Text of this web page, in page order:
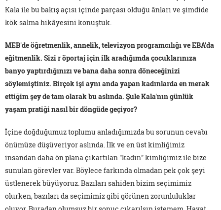
Kala ile bu bakış açısı içinde parçası olduğu ânları ve şimdide
kök salma hikâyesini konuştuk.
MEB'de öğretmenlik, annelik, televizyon programcılığı ve EBA'da
eğitmenlik. Sizi r öportaj için ilk aradığımda çocuklarınıza
banyo yaptırdığınızı ve bana daha sonra döneceğinizi
söylemiştiniz. Birçok işi aynı anda yapan kadınlarda en merak
ettiğim şey de tam olarak bu aslında. Şule Kala'nın günlük
yaşam pratiği nasıl bir döngüde geçiyor?
İçine doğduğumuz toplumu anladığımızda bu sorunun cevabı
önümüze düşüveriyor aslında. İlk ve en üst kimliğimiz
insandan daha ön plana çıkartılan "kadın" kimliğimiz ile bize
sunulan görevler var. Böylece farkında olmadan pek çok şeyi
üstlenerek büyüyoruz. Bazıları sahiden bizim seçimimiz
olurken, bazıları da seçimimiz gibi görünen zorunluluklar